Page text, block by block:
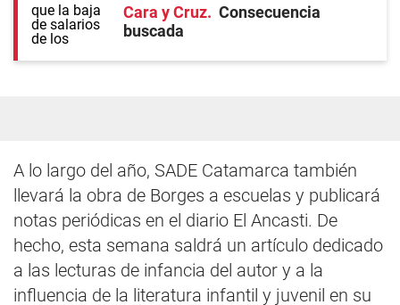
Cara y Cruz
Consecuencia
buscada
A lo largo del año, SADE Catamarca también
llevará la obra de Borges a escuelas y publicará
notas periódicas en el diario El Ancasti. De
hecho, esta semana saldrá un artículo dedicado
a las lecturas de infancia del autor y a la
influencia de la literatura infantil y juvenil en su